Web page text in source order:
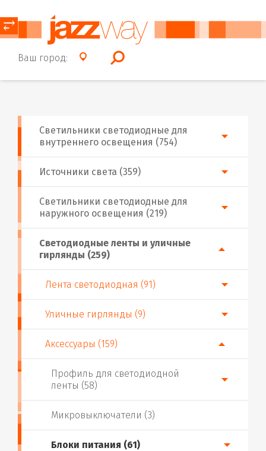
Ваш город:
⥂
Источники света (359)
Светодиодные ленты и уличные
гирлянды (259)
Лента светодиодная (91)
Уличные гирлянды (9)
Аксессуары (159)
Профиль для светодиодной
ленты (58)
Микровыключатели (3)
Блоки питания (61)
Светильники светодиодные для
внутреннего освещения (754)
Светильники светодиодные для
наружного освещения (219)